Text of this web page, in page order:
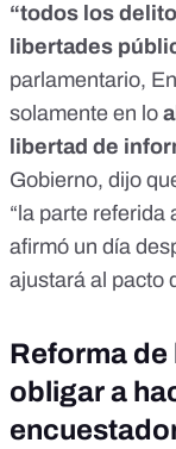
“todos los
libertades
parlamentario,
solamente en lo
libertad de
Gobierno, dijo
“ la parte referida
afirmó un día
ajustará al pacto
Reforma
obligar a